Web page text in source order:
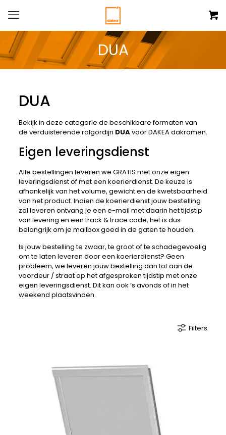
DUA
DUA
Bekijk in deze categorie de beschikbare formaten van
de verduisterende rolgordijn DUAvoor DAKEA dakramen.
Eigen leveringsdienst
Alle bestellingen leveren we GRATIS met onze eigen
leveringsdienst of met een koerierdienst. De keuze is
afhankelijk van het volume, gewicht en de kwetsbaarheid
van het product. Indien de koerierdienst jouw bestelling
zal leveren ontvang je een e-mail met daarin het tijdstip
van levering en een track & trace code, het is dus
belangrijk om je mailbox goed in de gaten te houden.
Is jouw bestelling te zwaar, te groot of te schadegevoelig
om te laten leveren door een koerierdienst? Geen
probleem, we leveren jouw bestelling dan tot aan de
voordeur / straat op het afgesproken tijdstip met onze
eigen leveringsdienst. Dit kan ook ‘s avonds of in het
weekend plaatsvinden.
Filters